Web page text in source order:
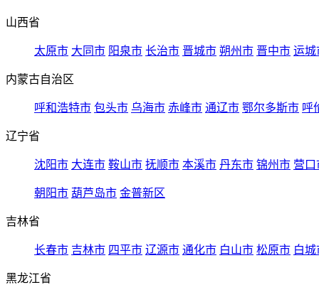
山西省
太原市 大同市 阳泉市 长治市 晋城市 朔州市 晋中市 运城
内蒙古自治区
呼和浩特市 包头市 乌海市 赤峰市 通辽市 鄂尔多斯市 呼
辽宁省
沈阳市 大连市 鞍山市 抚顺市 本溪市 丹东市 锦州市 营口
朝阳市 葫芦岛市 金普新区
吉林省
长春市 吉林市 四平市 辽源市 通化市 白山市 松原市 白城
黑龙江省